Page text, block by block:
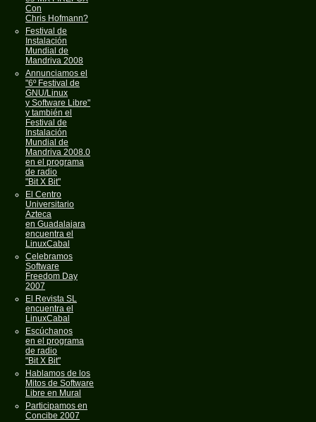
Con
Chris Hofmann?
Festival de
Instalación
Mundial de
Mandriva 2008
Annunciamos el
"6º Festival de
GNU/Linux
y Software Libre"
y también el
Festival de
Instalación
Mundial de
Mandriva 2008.0
en el programa
de radio
"Bit X Bit"
El Centro
Universitario
Azteca
en Guadalajara
encuentra el
LinuxCabal
Celebramos
Software
Freedom Day
2007
El Revista SL
encuentra el
LinuxCabal
Escúchanos
en el programa
de radio
"Bit X Bit"
Hablamos de los
Mitos de Software
Libre en Mural
Participamos en
Concibe 2007